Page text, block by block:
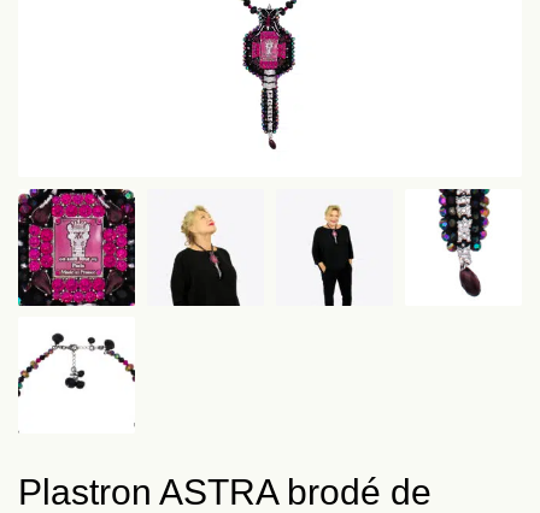
Plastron ASTRA brodé de